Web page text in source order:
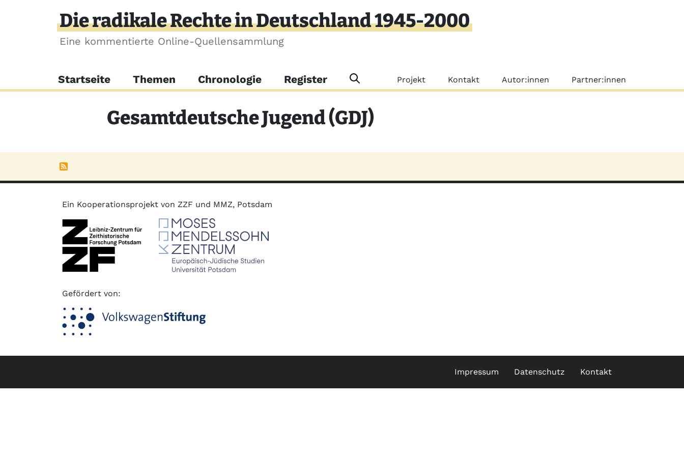
Die radikale Rechte in Deutschland 1945-2000
Eine kommentierte Online-Quellensammlung
Hauptnavigation
Startseite Themen Chronologie Register Meta-Menü
Projekt Kontakt Autor:innen Partner:innen
Gesamtdeutsche Jugend (GDJ)
Ein Kooperationsprojekt von ZZF und MMZ, Potsdam
Gefördert von:
Impressum Datenschutz Kontakt